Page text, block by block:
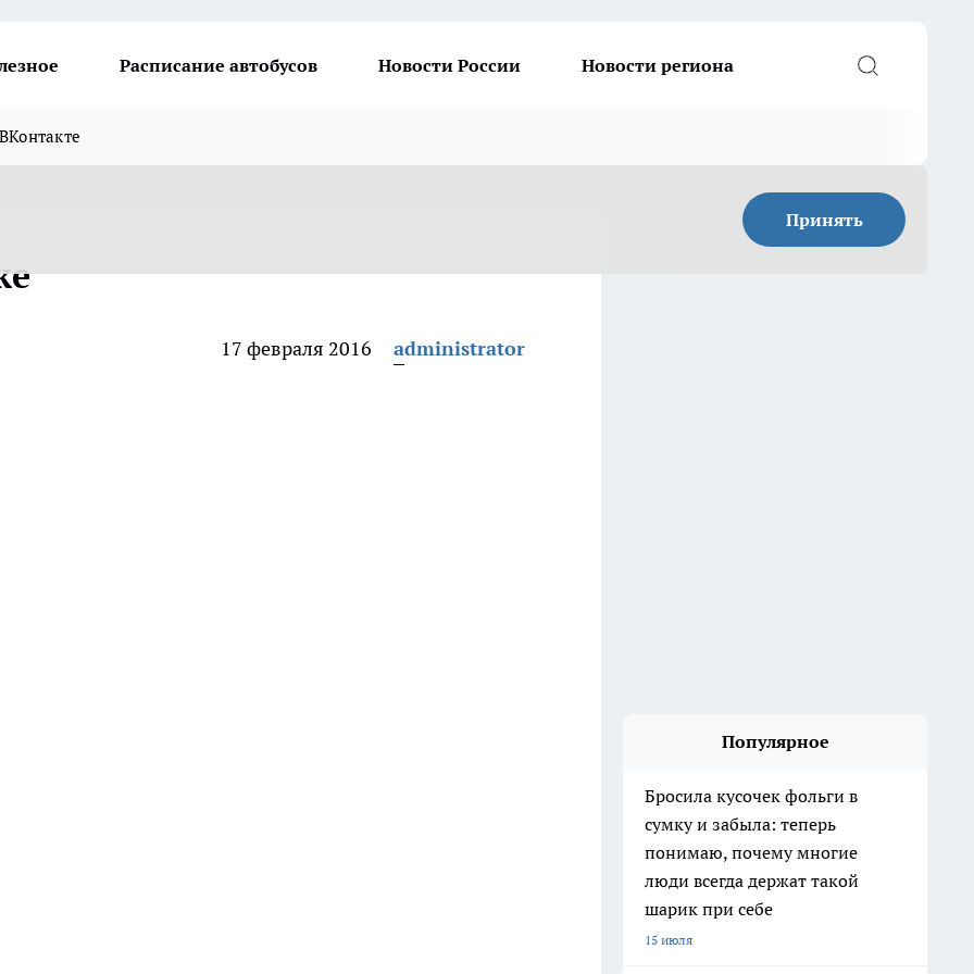
Расписание автобусов Новости России Новости региона
Принять
17 февраля 2016 administrator
Популярное
Бросила кусочек фольги в
сумку и забыла: теперь
понимаю, почему многие
люди всегда держат такой
шарик при себе
15 июля